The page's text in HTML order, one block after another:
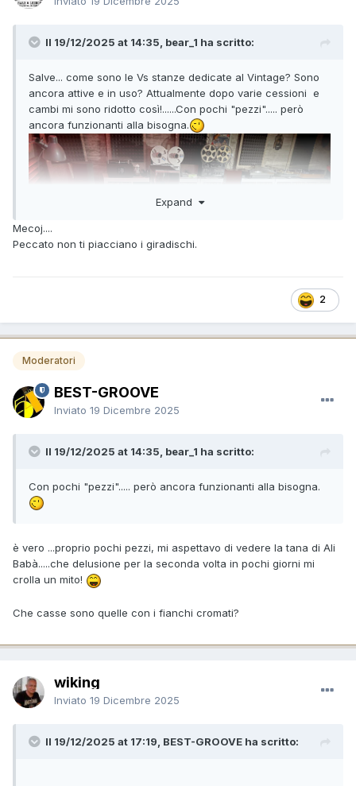
Il 19/12/2025 at 14:35, bear_1 ha scritto:
Salve... come sono le Vs stanze dedicate al Vintage? Sono
ancora attive e in uso? Attualmente dopo varie cessioni e
cambi mi sono ridotto così!......Con pochi "pezzi"..... però
ancora funzionanti alla bisogna.
Expand
Mecoj....
Peccato non ti piacciano i giradischi.
2
Moderatori
BEST-GROOVE
Inviato 19 Dicembre 2025
Il 19/12/2025 at 14:35, bear_1 ha scritto:
Con pochi "pezzi"..... però ancora funzionanti alla bisogna.
è vero ...proprio pochi pezzi, mi aspettavo di vedere la tana di Ali
Babà.....che delusione per la seconda volta in pochi giorni mi
crolla un mito!
Che casse sono quelle con i fianchi cromati?
wiking
Inviato 19 Dicembre 2025
Il 19/12/2025 at 17:19, BEST-GROOVE ha scritto: